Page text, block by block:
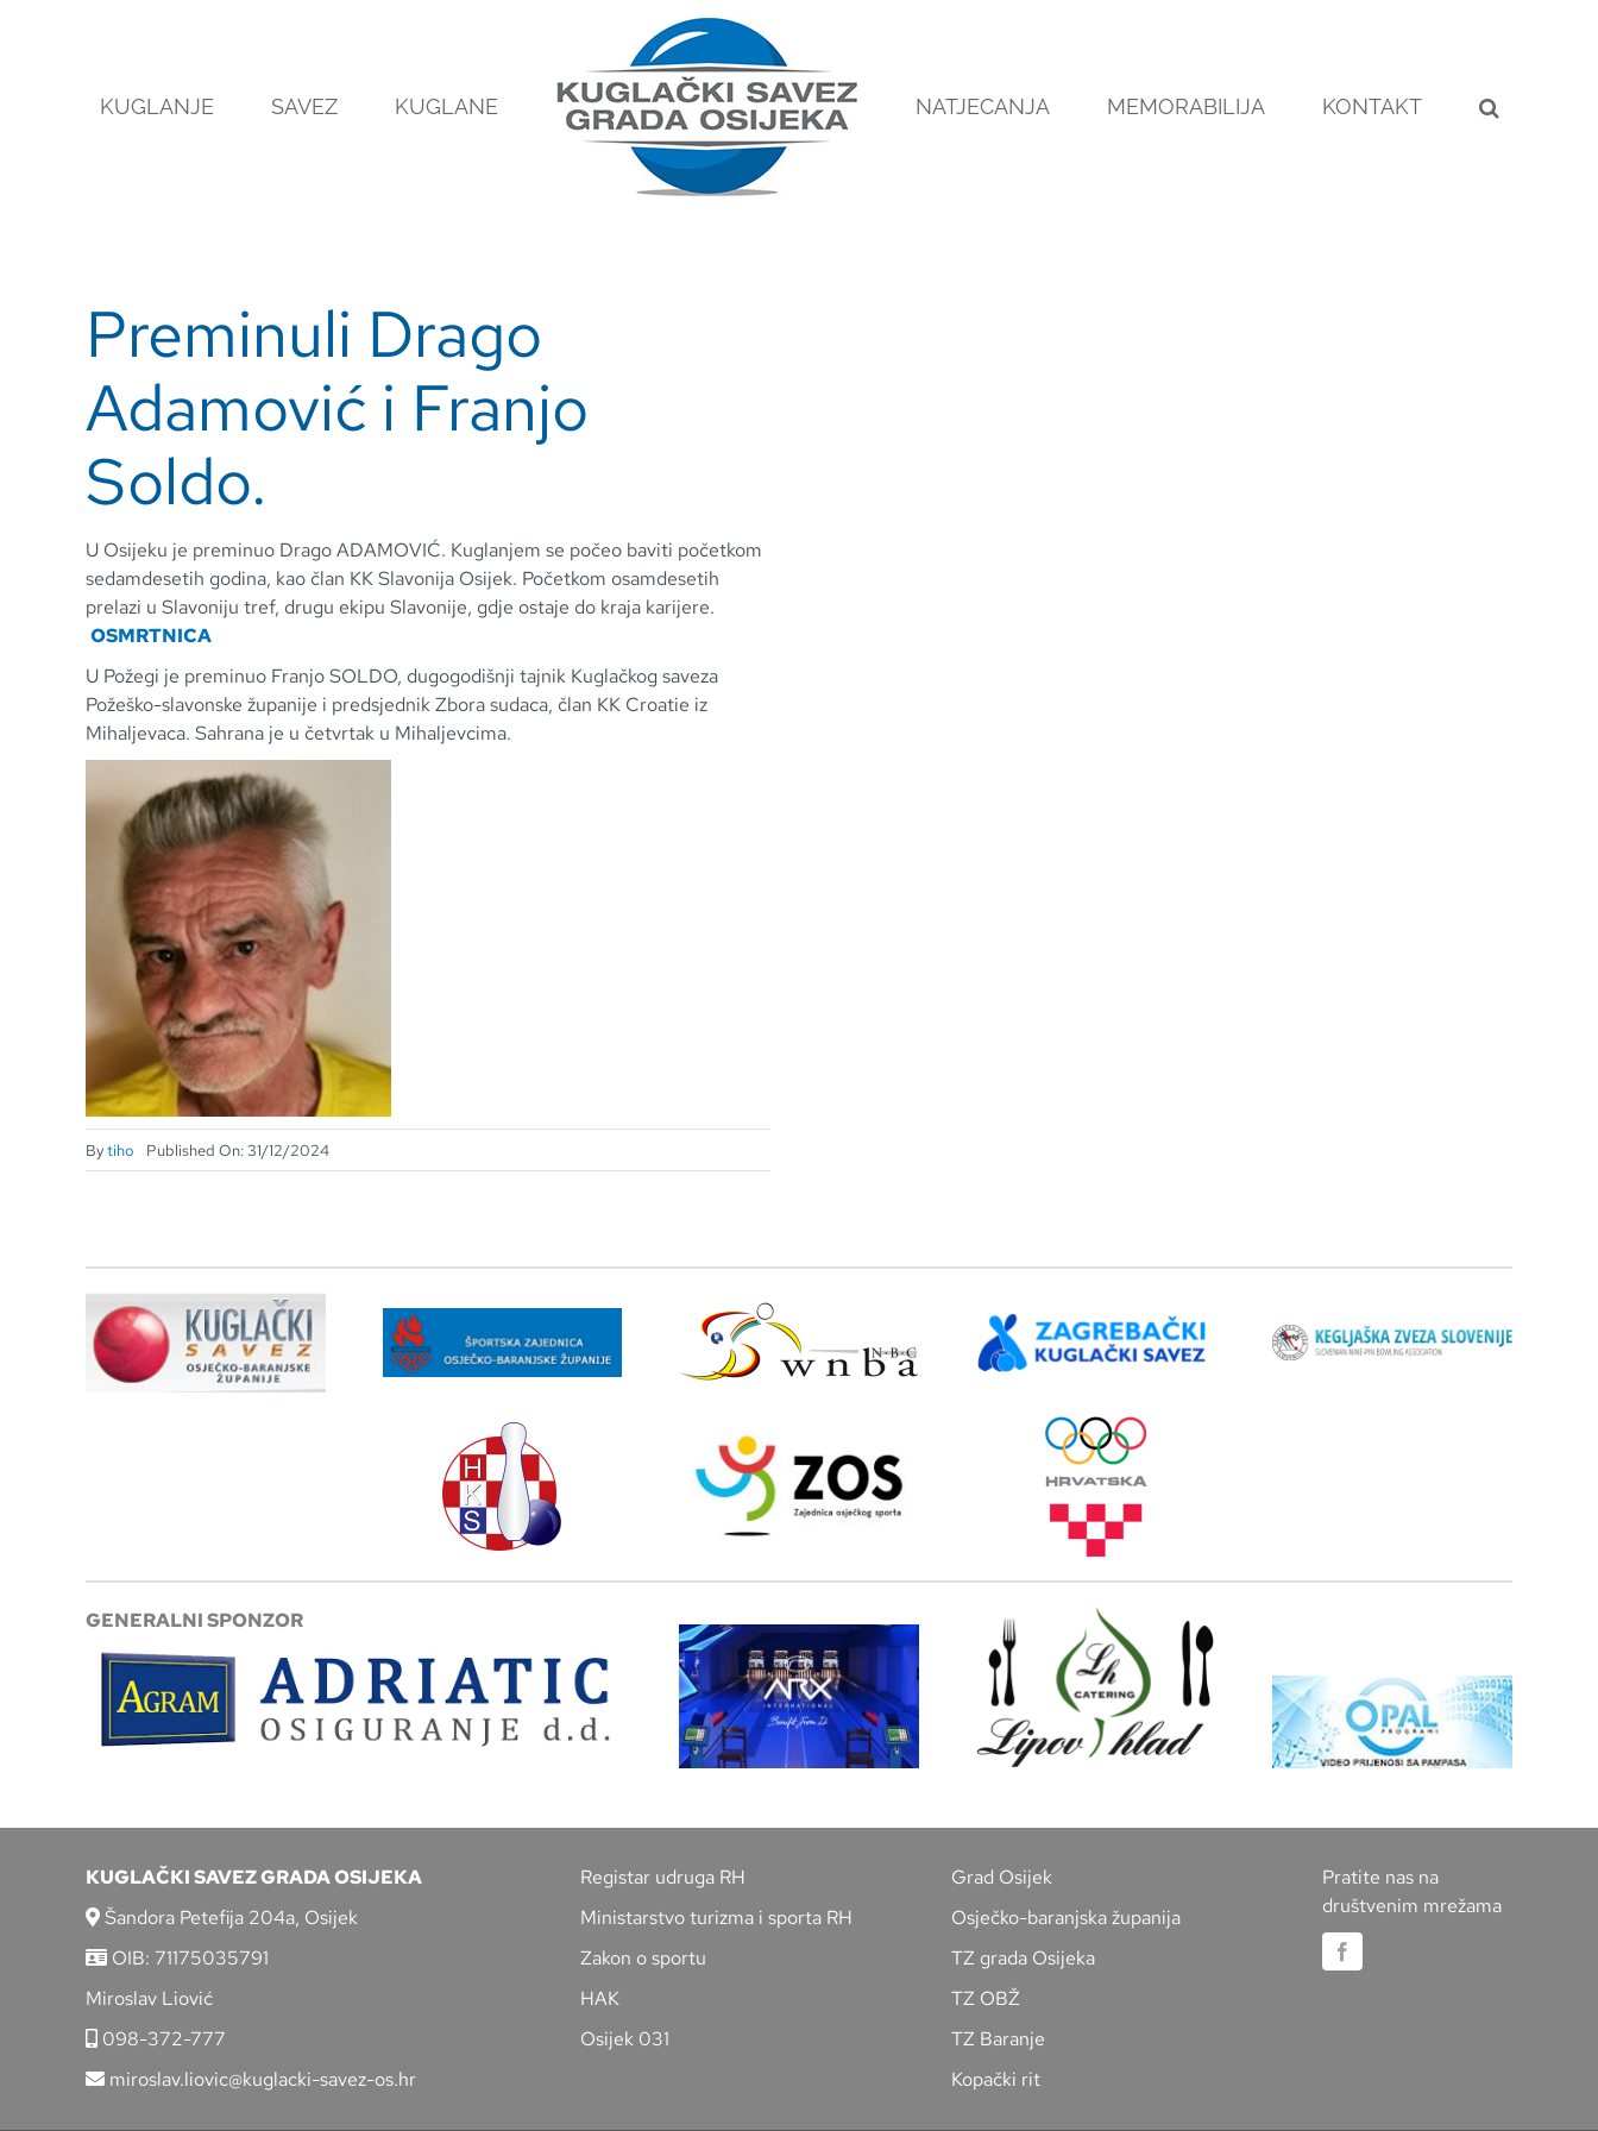
KUGLANJE
SAVEZ KUGLANE NATJECANJA MEMORABILIJA KONTAKT
Preminuli Drago
Adamović i Franjo
Soldo.
U Osijeku je preminuo Drago ADAMOVIĆ. Kuglanjem se počeo baviti početkom
sedamdesetih godina, kao član KK Slavonija Osijek. Početkom osamdesetih
prelazi u Slavoniju tref, drugu ekipu Slavonije, gdje ostaje do kraja karijere.
OSMRTNICA
U Požegi je preminuo Franjo SOLDO, dugogodišnji tajnik Kuglačkog saveza
Požeško-slavonske županije i predsjednik Zbora sudaca, član KK Croatie iz
Mihaljevaca. Sahrana je u četvrtak u Mihaljevcima.
Bytiho Published On: 31/12/2024
GENERALNI SPONZOR
KUGLAČKI SAVEZ GRADA OSIJEKA
Šandora Petefija 204a, Osijek
OIB: 71175035791
Miroslav Liović
098-372-777
miroslav.liovic@kuglacki-savez-os.hr
Registar udruga RH
Ministarstvo turizma i sporta RH
Zakon o sportu
HAK
Osijek 031
Grad Osijek
Osječko-baranjska županija
TZ grada Osijeka
TZ OBŽ
TZ Baranje
Kopački rit
Pratite nas na
društvenim mrežama